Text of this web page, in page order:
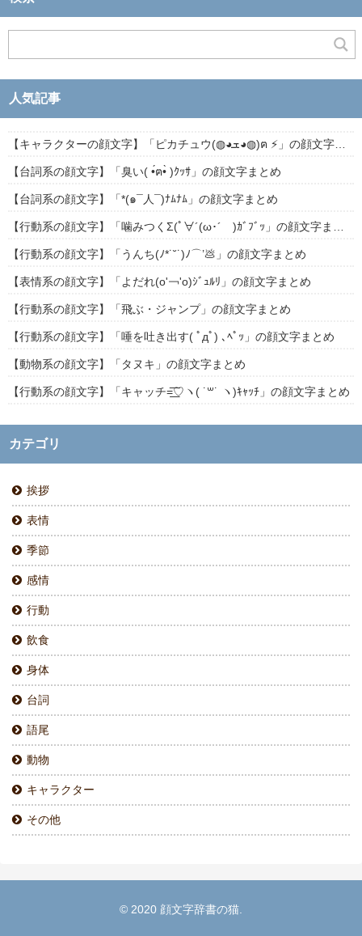
人気記事
【台詞系の顔文字】「臭い( •́ฅ•̀ )ｸｯｻ」の顔文字まとめ
【台詞系の顔文字】「*(๑¯人¯)ﾅﾑﾅﾑ」の顔文字まとめ
【行動系の顔文字】「うんち(ﾉ*˙˘˙)ﾉ⌒’💩」の顔文字まとめ
【表情系の顔文字】「よだれ(о'￢'о)ｼﾞｭﾙﾘ」の顔文字まとめ
【行動系の顔文字】「飛ぶ・ジャンプ」の顔文字まとめ
【行動系の顔文字】「唾を吐き出す( ﾟдﾟ) ､ﾍﾟｯ」の顔文字まとめ
【動物系の顔文字】「タヌキ」の顔文字まとめ
【行動系の顔文字】「キャッチ=͟͟͞͞♡ヽ( ˙꒳​˙ ヽ)ｷｬｯﾁ」の顔文字まとめ
カテゴリ
挨拶
表情
季節
感情
行動
飲食
身体
台詞
語尾
動物
キャラクター
その他
© 2020 顔文字辞書の猫.